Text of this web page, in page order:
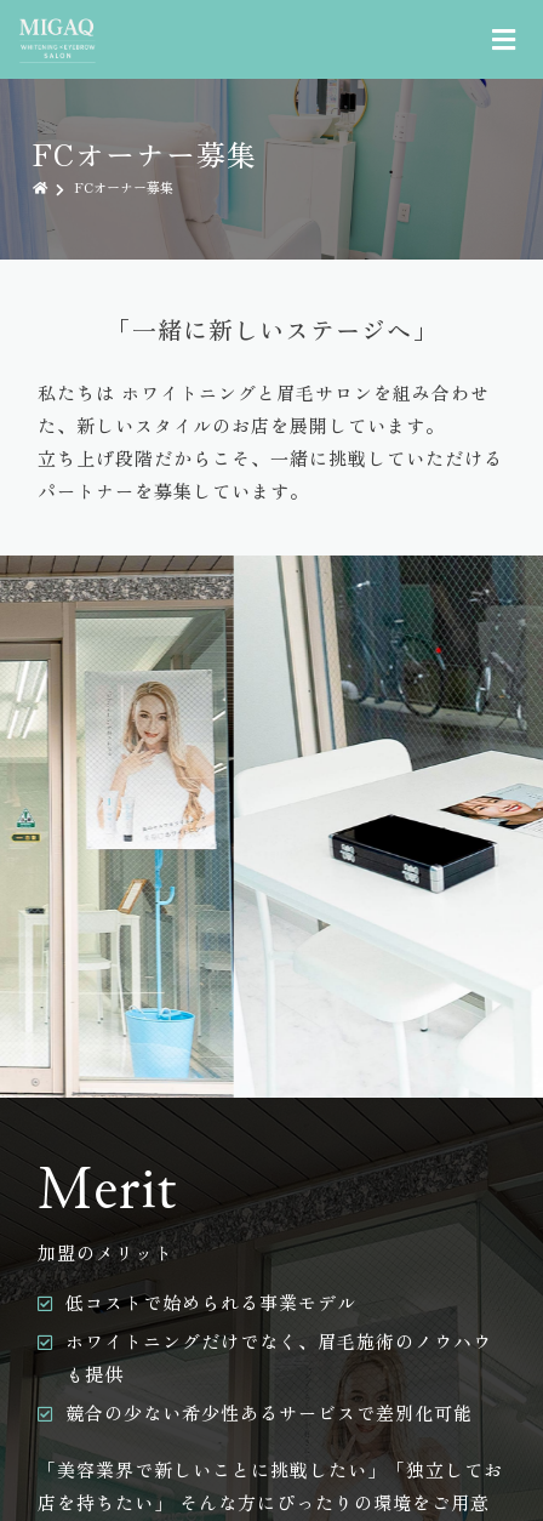
FCオーナー募集
FCオーナー募集
「一緒に新しいステージへ」
私たちは ホワイトニングと眉毛サロンを組み合わせ
た、新しいスタイルのお店を展開しています。
立ち上げ段階だからこそ、一緒に挑戦していただける
パートナーを募集しています。
Merit
加盟のメリット
低コストで始められる事業モデル
ホワイトニングだけでなく、眉毛施術のノウハウ
も提供
競合の少ない希少性あるサービスで差別化可能
「美容業界で新しいことに挑戦したい」「独立してお
店を持ちたい」 そんな方にぴったりの環境をご用意